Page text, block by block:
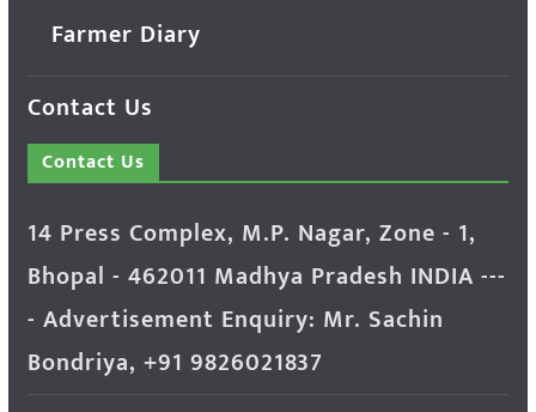
Farmer Diary
Contact Us
Contact Us
14 Press Complex, M.P. Nagar, Zone - 1,
Bhopal - 462011 Madhya Pradesh INDIA ---
- Advertisement Enquiry: Mr. Sachin
Bondriya, +91 9826021837